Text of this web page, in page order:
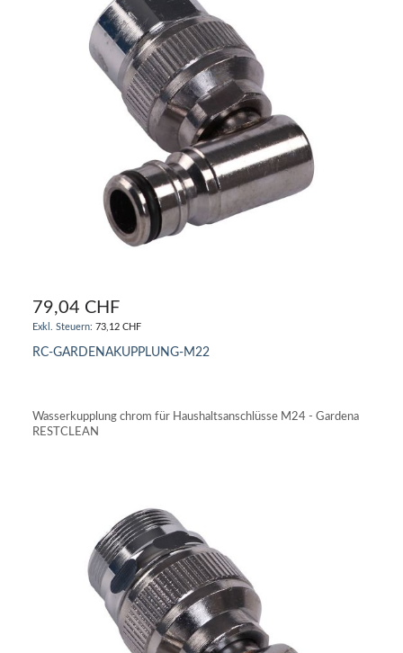
79,04 CHF
73,12 CHF
RC-GARDENAKUPPLUNG-M22
Wasserkupplung chrom für Haushaltsanschlüsse M24 - Gardena
RESTCLEAN